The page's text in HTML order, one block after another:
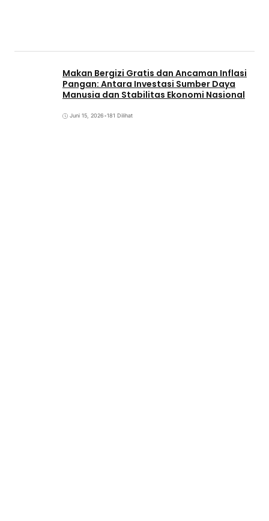
Makan Bergizi Gratis dan Ancaman Inflasi
Pangan: Antara Investasi Sumber Daya
Manusia dan Stabilitas Ekonomi Nasional
Juni 15, 2026•181 Dilihat